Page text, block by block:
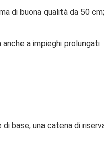
di buona qualità da 50 cm;
a impieghi prolungati
base, una catena di